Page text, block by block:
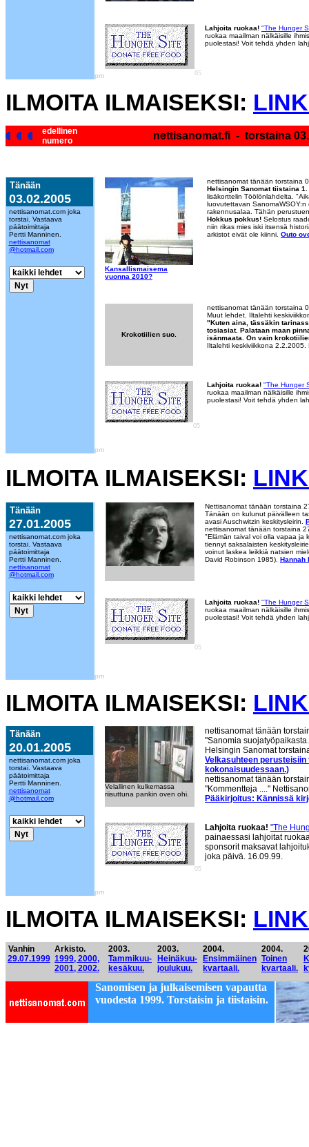
pm
Lahjoita ruokaa! "The Hunger
ruokaa maailman nälkäisille
puolestasi! Voit tehdä yhden
05
ILMOITA ILMAISEKSI:
edellinen
numero
nettisanomat.fi - torstaina
Tänään
03.02.2005
nettisanomat.com joka
torstai. Vastaava
päätoimittaja
Pertti Manninen.
nettisanomat
@hotmail.com
pm
Kansallismaisema
vuonna 2010?
nettisanomat tänään torstaina
Helsingin Sanomat tiistaina
lisäkorttelin Töölönlahdelta.
luovutettavan
rakennusalaa. Tähän
Hokkus pokkus! Selostus
niin rikas mies iski itsensä
arkistot eivät ole kiinni. Outo
Krokotiilien suo.
nettisanomat tänään torstaina
Muut lehdet. Iltalehti
"Kuten aina, tässäkin
tosiasiat. Palataan maan
isänmaata. On vain
Iltalehti keskiviikkona
Lahjoita ruokaa! "The Hunger
ruokaa maailman nälkäisille
puolestasi! Voit tehdä yhden
05
ILMOITA ILMAISEKSI:
Tänään
27.01.2005
nettisanomat.com joka
torstai. Vastaava
päätoimittaja
Pertti Manninen.
nettisanomat
@hotmail.com
pm
Nettisanomat tänään torstaina
Tänään on kulunut päivälleen
avasi Auschwitzin keskitysleirin.
nettisanomat tänään torstaina
"Elämän taival voi olla vapaa ja
tiennyt saksalaisten
voinut laskea leikkiä natsien
David Robinson 1985). Hannah
Lahjoita ruokaa! "The Hunger
ruokaa maailman nälkäisille
puolestasi! Voit tehdä yhden
05
ILMOITA ILMAISEKSI:
Tänään
20.01.2005
nettisanomat.com joka
torstai. Vastaava
päätoimittaja
Pertti Manninen.
nettisanomat
@hotmail.com
pm
Velallinen kulkemassa
riisuttuna pankin oven ohi.
nettisanomat tänään
"Sanomia
Helsingin Sanomat
Velkasuhteen
kokonaisuudessaan.)
nettisanomat tänään
"Kommentteja ...."
Pääkirjoitus: Kännissä
Lahjoita ruokaa! "The
painaessasi lahjoitat
sponsorit maksavat
joka päivä. 16.09.99.
05
ILMOITA ILMAISEKSI:
Vanhin
29.07.1999
Arkisto.
1999, 2000,
2001, 2002.
2003.
Tammikuu-
kesäkuu.
2003.
Heinäkuu-
joulukuu.
2004.
Ensimmäinen
kvartaali.
2004.
Toinen
kvartaali.
Sanomisen ja julkaisemisen vapautta
vuodesta 1999. Torstaisin ja tiistaisin.